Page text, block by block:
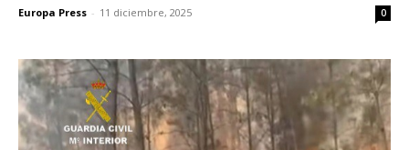
Europa Press - 11 diciembre, 2025 0